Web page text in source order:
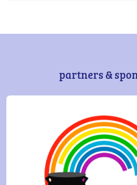
partners &